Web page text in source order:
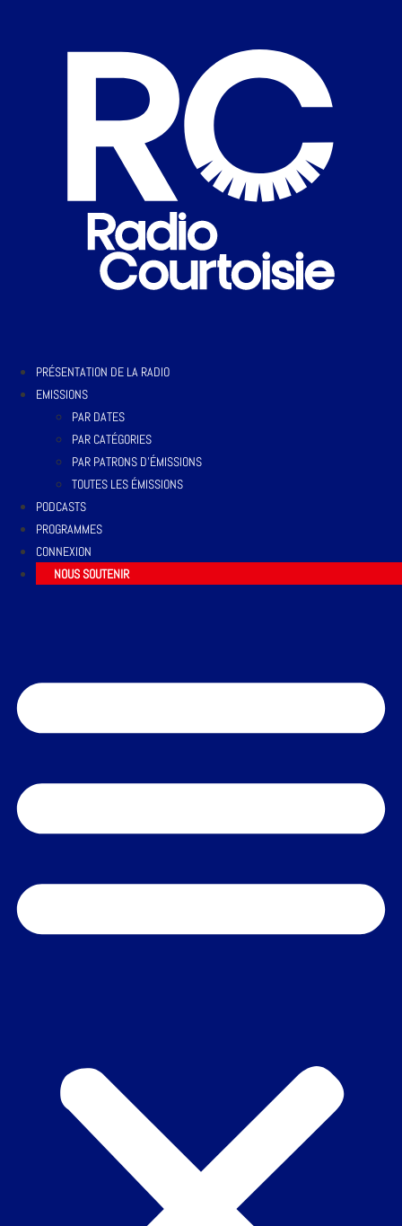
PRÉSENTATION DE LA RADIO
EMISSIONS
PAR DATES
PAR CATÉGORIES
PAR PATRONS D’ÉMISSIONS
TOUTES LES ÉMISSIONS
PODCASTS
PROGRAMMES
CONNEXION
NOUS SOUTENIR